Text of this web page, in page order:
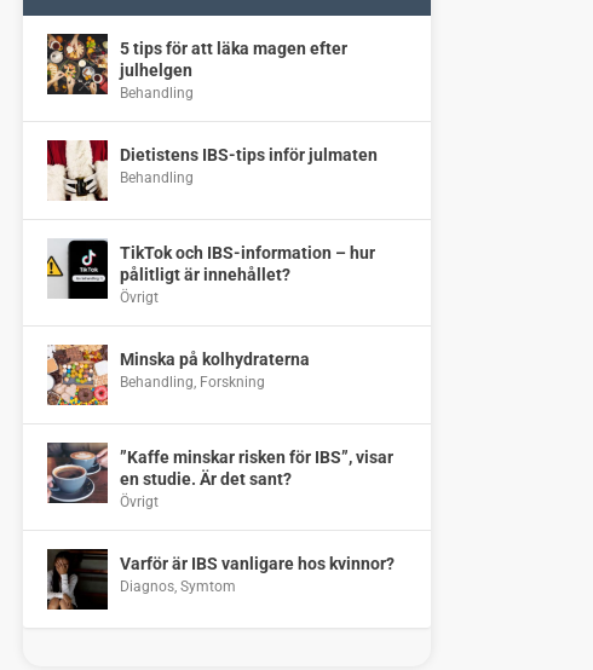
5 tips för att läka magen efter
julhelgen
Behandling
Dietistens IBS-tips inför julmaten
Behandling
TikTok och IBS-information – hur
pålitligt är innehållet?
Övrigt
Minska på kolhydraterna
Behandling Forskning
”Kaffe minskar risken för IBS”, visar
en studie. Är det sant?
Övrigt
Varför är IBS vanligare hos kvinnor?
Diagnos, Symtom